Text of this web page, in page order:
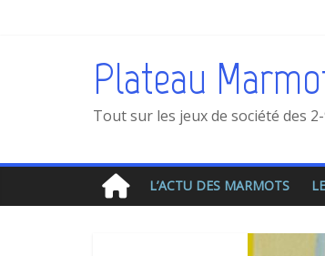
Plateau
Tout sur les jeux de société des
L’ACTU DES MARMOTS